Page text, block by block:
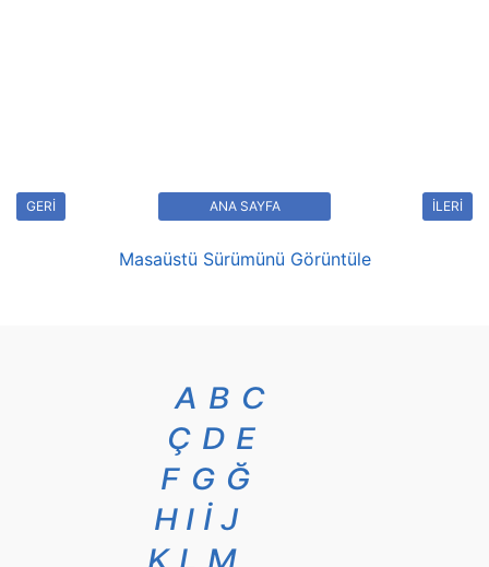
GERİ İLERİ
ANA SAYFA
Masaüstü Sürümünü Görüntüle
A B C
Ç D E
F G Ğ
H I İ J